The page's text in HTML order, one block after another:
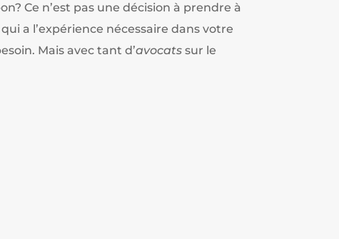
Ce n’est pas une décision à prendre à
a l’expérience nécessaire dans votre
Mais avec tant d’avocats sur le